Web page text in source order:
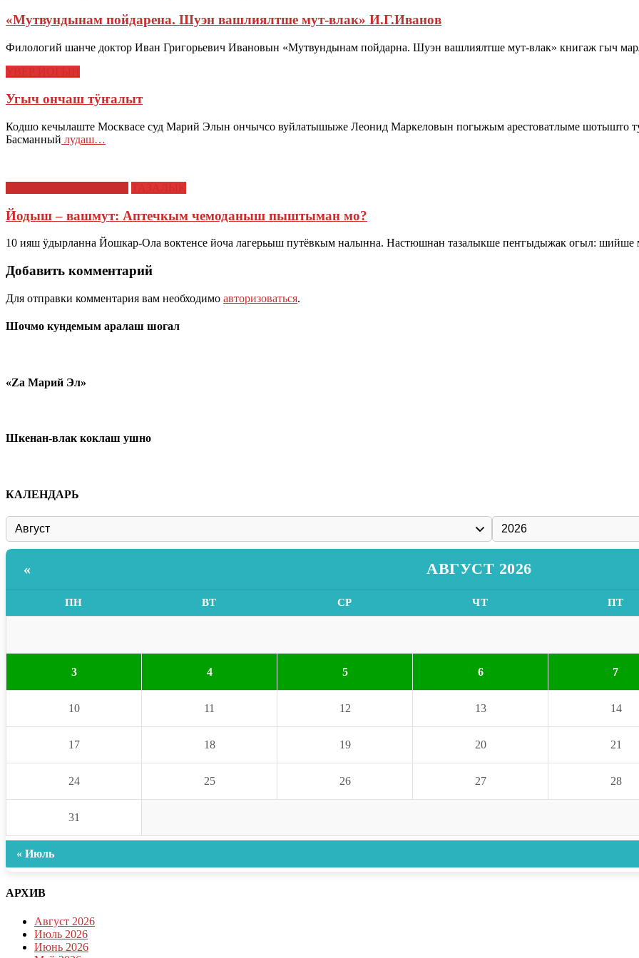
«Мутвундынам пойдарена. Шуэн вашлиялтше мут-влак» И.Г.Иванов
Филологий шанче доктор Иван Григорьевич Ивановын «Мутвундынам пойдарна. Шуэн вашлиялтше мут-влак» книгаж гыч
Угыч ончаш тӱҥалыт
Кодшо кечылаште Москвасе суд Марий Элын ончычсо вуйлатышыже Леонид Маркеловын погыжым арестоватлыме
Басманный лудаш…
Йодыш – вашмут: Аптечкым чемоданыш пыштыман мо?
10 ияш ӱдырланна Йошкар-Ола воктенсе йоча лагерьыш путёвкым налынна. Настюшнан тазалыкше пеҥгыдыжак огыл:
Добавить комментарий
Для отправки комментария вам необходимо авторизоваться.
Шочмо кундемым аралаш шогал
«Zа Марий Эл»
Шкенан-влак коклаш ушно
КАЛЕНДАРЬ
« АВГУСТ 2026
ПН ВТ СР ЧТ ПТ
3 4 5 6 7
10 11 12 13 14
17 18 19 20 21
24 25 26 27 28
31
« Июль
АРХИВ
Август 2026
Июль 2026
Июнь 2026